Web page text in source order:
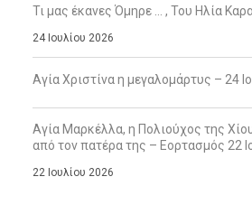
Τι μας έκανες Όμηρε … , Του Ηλία
24 Ιουλίου 2026
Αγία Χριστίνα η μεγαλομάρτυς – 24
Αγία Μαρκέλλα, η Πολιούχος της
από τον πατέρα της – Εορτασμός 22
22 Ιουλίου 2026